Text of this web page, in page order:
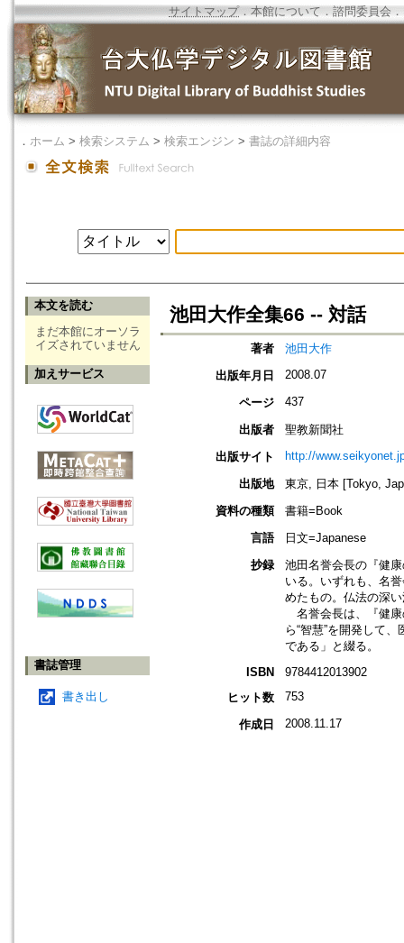
サイトマップ．本館について ． 諮問委員会 ．
． ホーム > 検索システム > 検索エンジン > 書誌の詳細内容
本文を読む
まだ本館にオーソラ
イズされていません
加えサービス
書誌管理
書き出し
池田大作全集66 -- 対話
著者
池田大作
出版年月日
2008.07
ページ 437
出版者
聖教新聞社
出版サイト
http://
出版地
東京, 日本 [Tokyo,
資料の種類
書籍=Book
言語
日文=Japanese
抄録
池田名誉会長の『健
いる。いずれも、名
めたもの。仏法の深
名誉会長は、『健康
ら“智慧”を開発して
である」と綴る。
ISBN
9784412013902
ヒット数
753
作成日 2008.11.17